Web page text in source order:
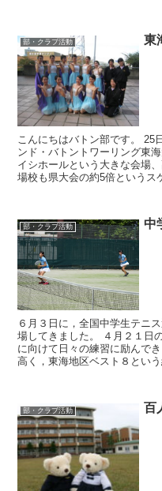
部・クラブ活動 東
こんにちはバトン部です。 25
ンド・バトントワーリング東
イシホールという大きな会場
場校も県大会の約5倍というス
部・クラブ活動 中
６月３日に，全国中学生テニ
場してきました。 ４月２１日
に向けて日々の練習に励んで
高く，東海地区ベスト８とい
部・クラブ活動 百